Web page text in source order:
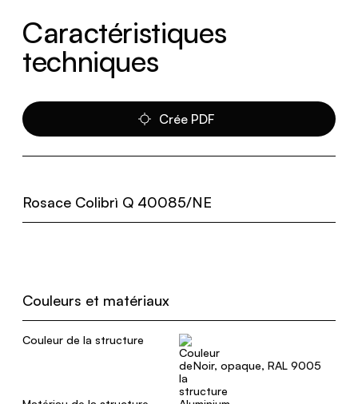
Caractéristiques
techniques
Crée PDF
Rosace Colibrì Q 40085/NE
Couleurs et matériaux
Couleur de la structure
Noir, opaque, RAL 9005